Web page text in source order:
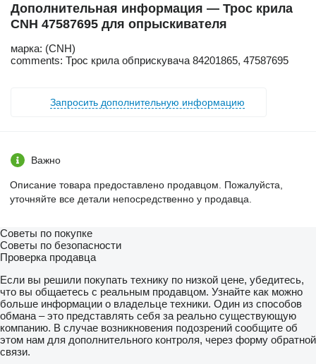
Дополнительная информация — Трос крила
CNH 47587695 для опрыскивателя
марка: (CNH)
comments: Трос крила обприскувача 84201865, 47587695
Запросить дополнительную информацию
Важно
Описание товара предоставлено продавцом. Пожалуйста,
уточняйте все детали непосредственно у продавца.
Советы по покупке
Советы по безопасности
Проверка продавца
Если вы решили покупать технику по низкой цене, убедитесь,
что вы общаетесь с реальным продавцом. Узнайте как можно
больше информации о владельце техники. Один из способов
обмана – это представлять себя за реально существующую
компанию. В случае возникновения подозрений сообщите об
этом нам для дополнительного контроля, через форму обратной
связи.